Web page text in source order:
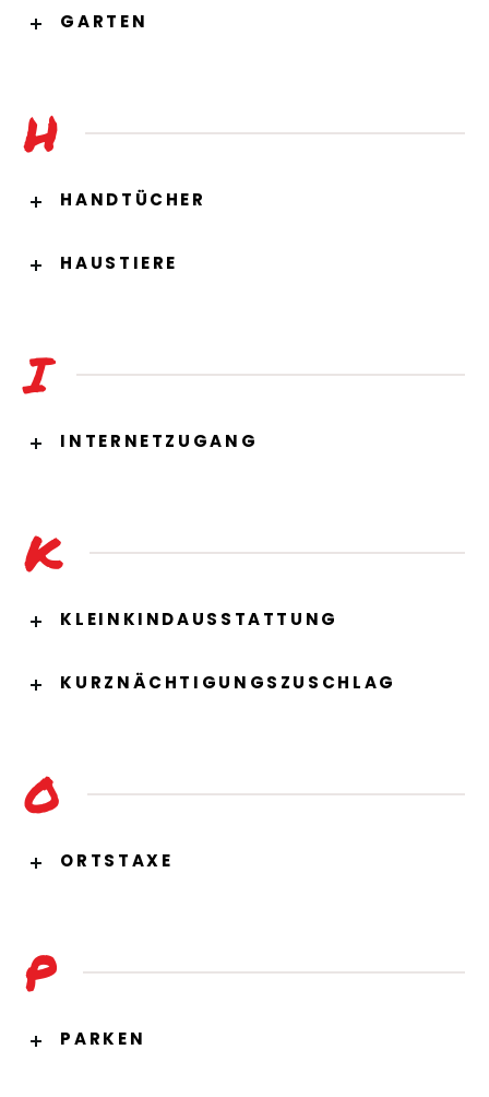
GARTEN
H
HANDTÜCHER
HAUSTIERE
I
INTERNETZUGANG
K
KLEINKINDAUSSTATTUNG
KURZNÄCHTIGUNGSZUSCHLAG
O
ORTSTAXE
P
PARKEN